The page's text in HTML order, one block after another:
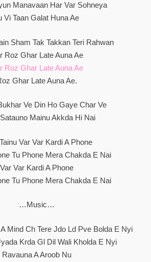
Manavaan Har Var Sohneya
Vi Taan Galat Huna Ae
Sham Tak Takkan Teri Rahwan
Roz Ghar Late Auna Ae
Roz Ghar Late Auna Ae
Ghar Late Auna Ae.
Ve Din Ho Gaye Char Ve
Mainu Akkda Hi Nai
Var Var Kardi A Phone
Tu Phone Mera Chakda E Nai
Var Var Kardi A Phone
Tu Phone Mera Chakda E Nai
…Music…
Mind Ch Tere Jdo Ld Pve Bolda E Nyi
Krda Gl Dil Wali Kholda E Nyi
Ravauna A Aroob Nu